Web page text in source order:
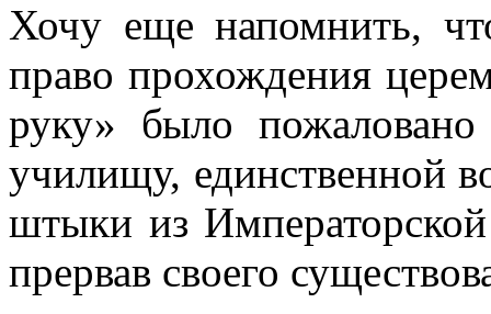
Хочу еще напомнить,
право прохождения
руку» было пожаловано
училищу, единственной
штыки из
прервав своего